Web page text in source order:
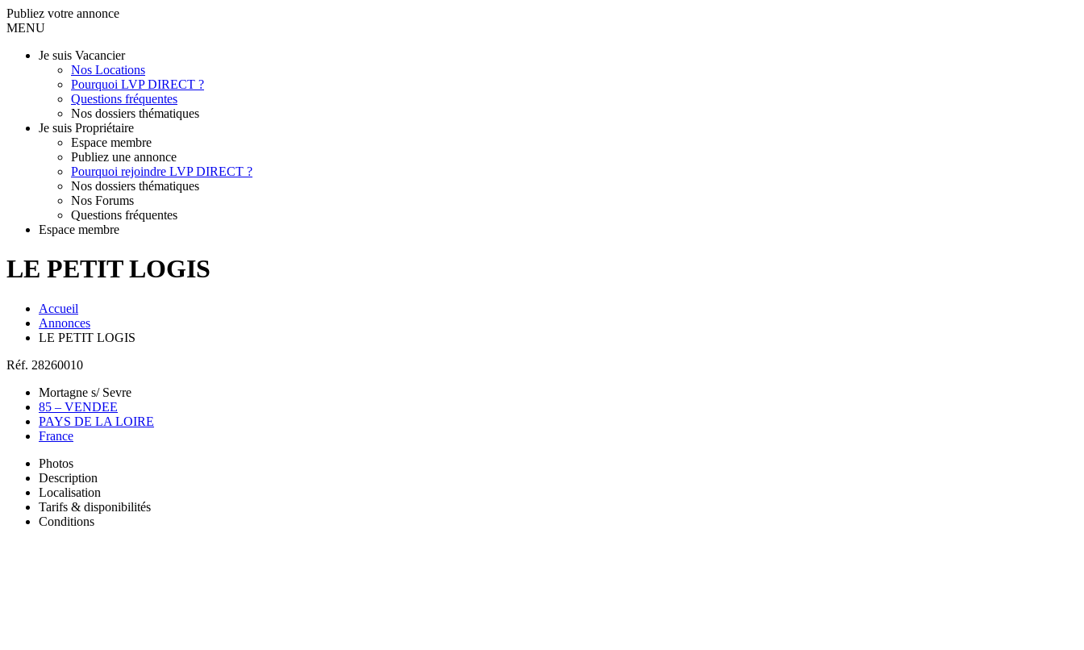
Publiez votre annonce
MENU
Je suis Vacancier
Nos Locations
Pourquoi LVP DIRECT ?
Questions fréquentes
Nos dossiers thématiques
Je suis Propriétaire
Espace membre
Publiez une annonce
Pourquoi rejoindre LVP DIRECT ?
Nos dossiers thématiques
Nos Forums
Questions fréquentes
Espace membre
LE PETIT LOGIS
Accueil
Annonces
LE PETIT LOGIS
Réf. 28260010
Mortagne s/ Sevre
85 – VENDEE
PAYS DE LA LOIRE
France
Photos
Description
Localisation
Tarifs & disponibilités
Conditions